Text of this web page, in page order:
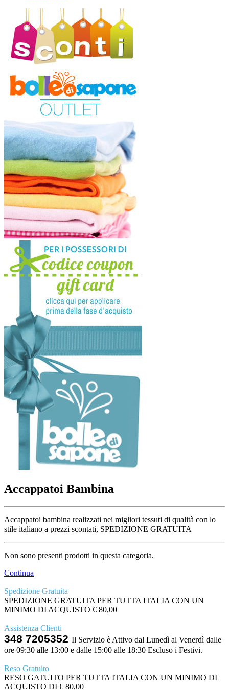
Accappatoi Bambina
Accappatoi bambina realizzati nei migliori tessuti di qualità con lo
stile italiano a prezzi scontati, SPEDIZIONE GRATUITA
Non sono presenti prodotti in questa categoria.
Continua
Spedizione Gratuita
SPEDIZIONE GRATUITA PER TUTTA ITALIA CON UN
MINIMO DI ACQUISTO € 80,00
Assistenza Clienti
348 7205352 Il Servizio è Attivo dal Lunedì al Venerdì dalle
ore 09:30 alle 13:00 e dalle 15:00 alle 18:30 Escluso i Festivi.
Reso Gratuito
RESO GATUITO PER TUTTA ITALIA CON UN MINIMO DI
ACQUISTO DI € 80,00